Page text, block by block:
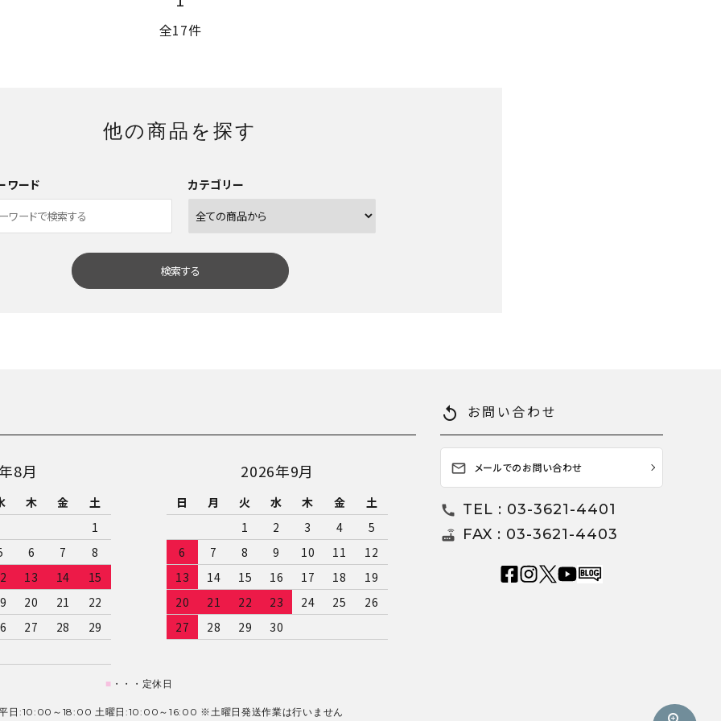
全17件
他の商品を探す
ワード カテゴリー
検索する
8月
木 金
土
1
6 7
8
13 14
15
20 21
22
27 28 29
2026年9月
日 月 火 水 木 金
土
1
2 3 4
5
6
7 8 9 10 11
12
13
14 15 16 17 18
19
20
21 22 23 24 25
26
27
28 29 30
■ ・・・定休日
日:10:00～18:00 土曜日:10:00～16:00 ※土曜日発送作業は行いません
replay お問い合わせ
mail_outline メールでのお問い合わせ
call TEL : 03-3621-4401
router FAX : 03-3621-4403